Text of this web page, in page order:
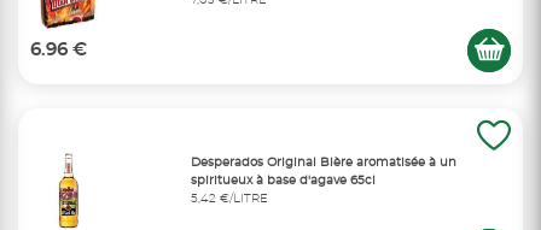
6.96 €
Desperados Original Bière aromatisée à un
spiritueux à base d'agave 65cl
5,42 €/LITRE